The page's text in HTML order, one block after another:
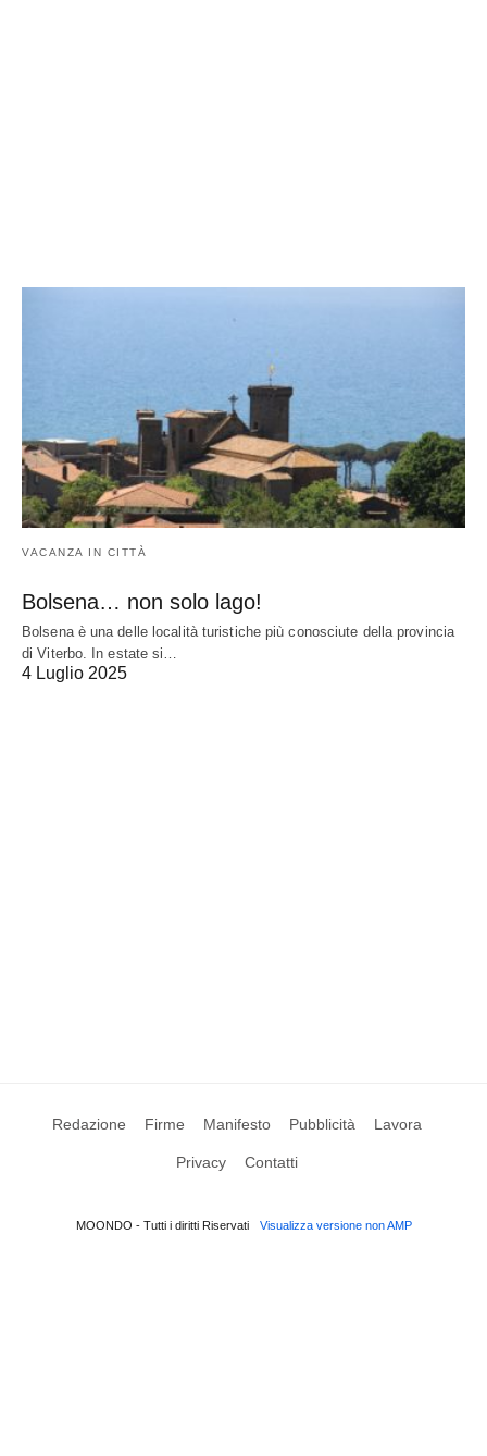
VACANZA IN CITTÀ
Bolsena… non solo lago!
Bolsena è una delle località turistiche più conosciute della provincia
di Viterbo. In estate si…
4 Luglio 2025
Redazione Firme Manifesto Pubblicità Lavora
Privacy Contatti
MOONDO - Tutti i diritti Riservati Visualizza versione non AMP